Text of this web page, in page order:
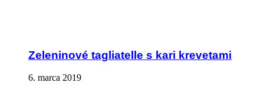
Zeleninové tagliatelle s kari krevetami
6. marca 2019